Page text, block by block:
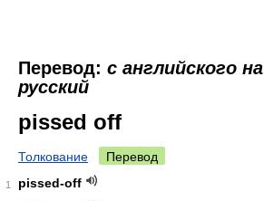
Перевод: с английского на
русский
pissed off
Толкование Перевод
1
pissed-off